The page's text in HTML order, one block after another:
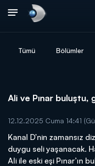
Tümü Bölümler
Ali ve Pınar buluştu,
12.12.2025 Cuma 14:41
Kanal D’nin zamansız
duygu seli yaşanacak.
Ali ile eski eşi Pınar’ın